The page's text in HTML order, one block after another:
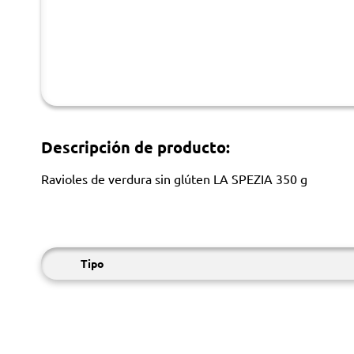
Descripción de producto:
Ravioles de verdura sin glúten LA SPEZIA 350 g
Tipo